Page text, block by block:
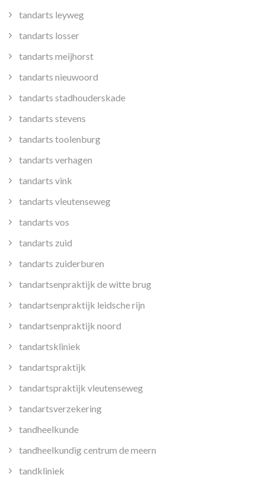
tandarts leyweg
tandarts losser
tandarts meijhorst
tandarts nieuwoord
tandarts stadhouderskade
tandarts stevens
tandarts toolenburg
tandarts verhagen
tandarts vink
tandarts vleutenseweg
tandarts vos
tandarts zuid
tandarts zuiderburen
tandartsenpraktijk de witte brug
tandartsenpraktijk leidsche rijn
tandartsenpraktijk noord
tandartskliniek
tandartspraktijk
tandartspraktijk vleutenseweg
tandartsverzekering
tandheelkunde
tandheelkundig centrum de meern
tandkliniek